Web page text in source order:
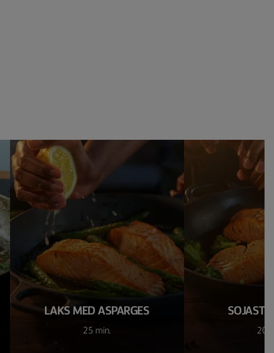
LAKS MED ASPARGES
25 min. 20